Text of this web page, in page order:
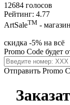
12684 голосов
Рейтинг: 4.77
ArtSaleТМ -
скидка -5% на всё
Promo Code
Отправить Promo